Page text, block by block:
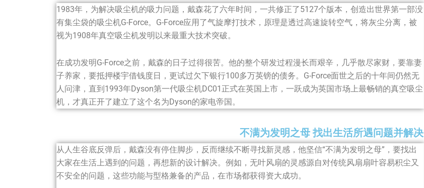
1983年，为解决吸尘机的吸力问题，戴森花了六年时间，一共修正了5127个版本，创造出世界第一部没
有集尘袋的吸尘机G-Force。G-Force应用了气旋摩打技术，原理是透过高速旋转空气，将灰尘分离，被
视为1908年真空吸尘机发明以来最重大技术突破。
在成功发明G-Force之前，戴森的日子过得很苦。他的整个研发过程漫长而艰辛，几乎散尽家财，要靠妻
子养家，要抵押楼宇借钱度日，更试过欠下银行100多万英镑的债务。G-Force面世之后的十年间仍然无
人问津，直到1993年Dyson第一代吸尘机DC01正式在英国上市，一跃成为英国市场上最畅销的真空吸尘
机，才真正开了建立了这个名为Dyson的家电帝国。
不满为发明之母 找出生活所遇问题并解决
从人生谷底反弹后，戴森没有停住脚步，反而继续不断寻找新灵感，他坚信“不满为发明之母”，要找出
大家在生活上遇到的问题，再想新的设计解决。例如，无叶风扇的灵感源自对传统风扇扇叶容易积尘又
不安全的问题，这些功能与型格兼备的产品，在市场都获得资大成功。